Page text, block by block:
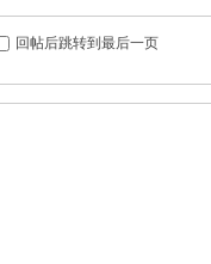
回帖后跳转到最后一页